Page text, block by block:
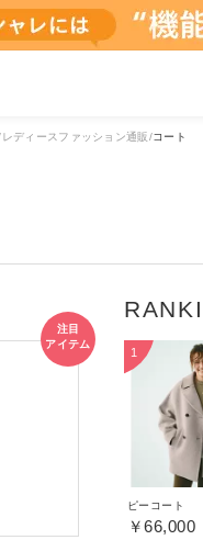
レディースファッション通販 コート
ピーコート
￥66,000